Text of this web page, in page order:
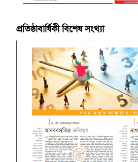
প্রতিষ্ঠাবার্ষিকী বিশেষ সংখ্যা